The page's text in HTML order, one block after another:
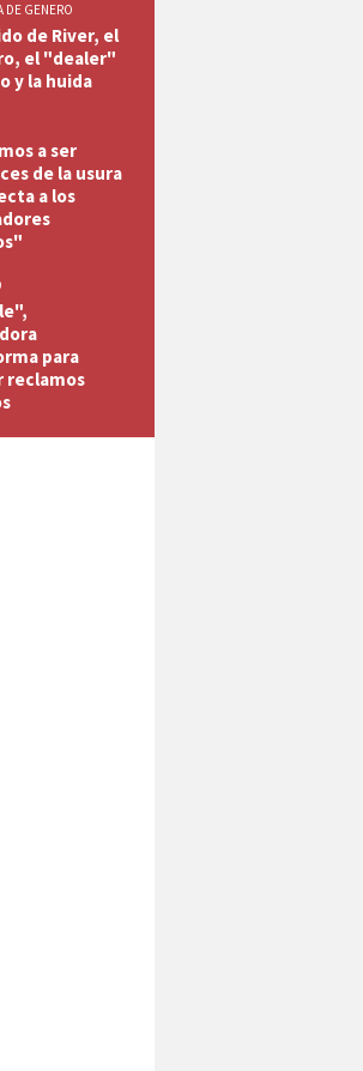
DE GENERO
de River, el
el "dealer"
y la huida
a ser
de la usura
a los
para
reclamos